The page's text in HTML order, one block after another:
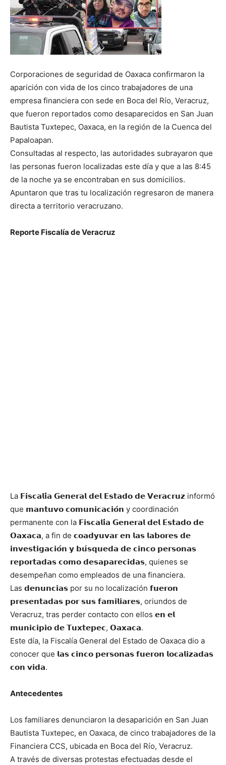
Corporaciones de seguridad de Oaxaca confirmaron la
aparición con vida de los cinco trabajadores de una
empresa financiera con sede en Boca del Río, Veracruz,
que fueron reportados como desaparecidos en San Juan
Bautista Tuxtepec, Oaxaca, en la región de la Cuenca del
Papaloapan.
Consultadas al respecto, las autoridades subrayaron que
las personas fueron localizadas este día y que a las 8:45
de la noche ya se encontraban en sus domicilios.
Apuntaron que tras tu localización regresaron de manera
directa a territorio veracruzano.
Reporte Fiscalía de Veracruz
La 𝗙𝗶𝘀𝗰𝗮𝗹𝗶́𝗮 𝗚𝗲𝗻𝗲𝗿𝗮𝗹 𝗱𝗲𝗹 𝗘𝘀𝘁𝗮𝗱𝗼 𝗱𝗲 𝗩𝗲𝗿𝗮𝗰𝗿𝘂𝘇 informó
que 𝗺𝗮𝗻𝘁𝘂𝘃𝗼 𝗰𝗼𝗺𝘂𝗻𝗶𝗰𝗮𝗰𝗶𝗼́𝗻 y coordinación
permanente con la 𝗙𝗶𝘀𝗰𝗮𝗹𝗶́𝗮 𝗚𝗲𝗻𝗲𝗿𝗮𝗹 𝗱𝗲𝗹 𝗘𝘀𝘁𝗮𝗱𝗼 𝗱𝗲
𝗢𝗮𝘅𝗮𝗰𝗮, a fin de 𝗰𝗼𝗮𝗱𝘆𝘂𝘃𝗮𝗿 𝗲𝗻 𝗹𝗮𝘀 𝗹𝗮𝗯𝗼𝗿𝗲𝘀 𝗱𝗲
𝗶𝗻𝘃𝗲𝘀𝘁𝗶𝗴𝗮𝗰𝗶𝗼́𝗻 𝘆 𝗯𝘂́𝘀𝗾𝘂𝗲𝗱𝗮 𝗱𝗲 𝗰𝗶𝗻𝗰𝗼 𝗽𝗲𝗿𝘀𝗼𝗻𝗮𝘀
𝗿𝗲𝗽𝗼𝗿𝘁𝗮𝗱𝗮𝘀 𝗰𝗼𝗺𝗼 𝗱𝗲𝘀𝗮𝗽𝗮𝗿𝗲𝗰𝗶𝗱𝗮𝘀, quienes se
desempeñan como empleados de una financiera.
Las 𝗱𝗲𝗻𝘂𝗻𝗰𝗶𝗮𝘀 por su no localización 𝗳𝘂𝗲𝗿𝗼𝗻
𝗽𝗿𝗲𝘀𝗲𝗻𝘁𝗮𝗱𝗮𝘀 𝗽𝗼𝗿 𝘀𝘂𝘀 𝗳𝗮𝗺𝗶𝗹𝗶𝗮𝗿𝗲𝘀, oriundos de
Veracruz, tras perder contacto con ellos 𝗲𝗻 𝗲𝗹
𝗺𝘂𝗻𝗶𝗰𝗶𝗽𝗶𝗼 𝗱𝗲 𝗧𝘂𝘅𝘁𝗲𝗽𝗲𝗰, 𝗢𝗮𝘅𝗮𝗰𝗮.
Este día, la Fiscalía General del Estado de Oaxaca dio a
conocer que 𝗹𝗮𝘀 𝗰𝗶𝗻𝗰𝗼 𝗽𝗲𝗿𝘀𝗼𝗻𝗮𝘀 𝗳𝘂𝗲𝗿𝗼𝗻 𝗹𝗼𝗰𝗮𝗹𝗶𝘇𝗮𝗱𝗮𝘀
𝗰𝗼𝗻 𝘃𝗶𝗱𝗮.
Antecedentes
Los familiares denunciaron la desaparición en San Juan
Bautista Tuxtepec, en Oaxaca, de cinco trabajadores de la
Financiera CCS, ubicada en Boca del Río, Veracruz.
A través de diversas protestas efectuadas desde el